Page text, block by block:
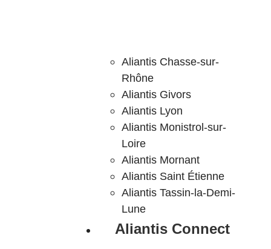
Aliantis Chasse-sur-
Rhône
Aliantis Givors
Aliantis Lyon
Aliantis Monistrol-sur-
Loire
Aliantis Mornant
Aliantis Saint Étienne
Aliantis Tassin-la-Demi-
Lune
Aliantis Connect